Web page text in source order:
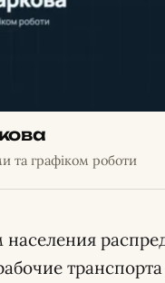
та графіком роботи